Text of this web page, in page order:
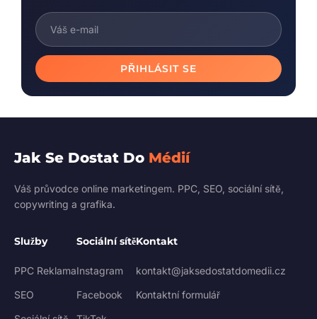
PŘIHLÁSIT SE
Jak Se Dostat Do Médií
Váš průvodce online marketingem. PPC, SEO, sociální sítě,
copywriting a grafika.
Služby
PPC Reklama
SEO
Sociální sítě
Instagram
Facebook
Kontakt
kontakt@jaksedostatdomedii.cz
Kontaktní formulář